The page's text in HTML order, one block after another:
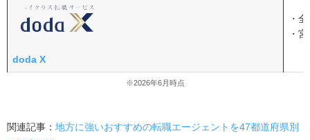
仙台で転職しやすい業界や職種
仙台の生活環境の特徴
仙台で転職を成功させるには転職エージェントを活用し
doda X
・
・
※2026年6月時点
関連記事： 地方に強いおすすめの転職エージェントを47都道府県別